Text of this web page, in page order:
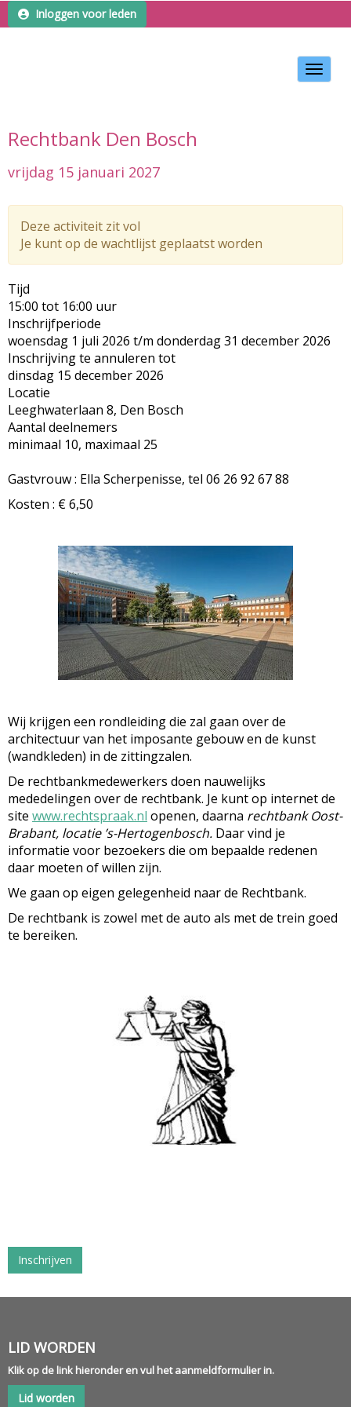
Inloggen voor leden
Toggle
Rechtbank Den Bosch
vrijdag 15 januari 2027
Deze activiteit zit vol
Je kunt op de wachtlijst geplaatst worden
Tijd
15:00 tot 16:00 uur
Inschrijfperiode
woensdag 1 juli 2026 t/m donderdag 31 december 2026
Inschrijving te annuleren tot
dinsdag 15 december 2026
Locatie
Leeghwaterlaan 8, Den Bosch
Aantal deelnemers
minimaal 10, maximaal 25
Gastvrouw : Ella Scherpenisse, tel 06 26 92 67 88
Kosten : € 6,50
Wij krijgen een rondleiding die zal gaan over de
architectuur van het imposante gebouw en de kunst
(wandkleden) in de zittingzalen.
De rechtbankmedewerkers doen nauwelijks
mededelingen over de rechtbank. Je kunt op internet de
site www.rechtspraak.nl openen, daarna rechtbank Oost-
Brabant, locatie ’s-Hertogenbosch. Daar vind je
informatie voor bezoekers die om bepaalde redenen
daar moeten of willen zijn.
We gaan op eigen gelegenheid naar de Rechtbank.
De rechtbank is zowel met de auto als met de trein goed
te bereiken.
Inschrijven
LID WORDEN
Klik op de link hieronder en vul het aanmeldformulier in.
Lid worden